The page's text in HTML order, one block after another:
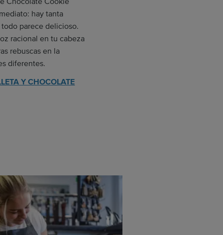
hay tanta
parece delicioso.
racional en tu cabeza
rebuscas en la
diferentes.
Y CHOCOLATE